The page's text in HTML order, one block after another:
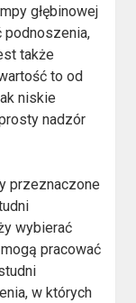
głębinowej
podnoszenia,
także
to od
niskie
nadzór
przeznaczone
wybierać
pracować
w których